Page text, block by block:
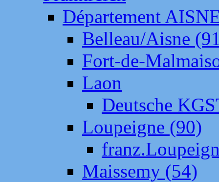
Département
Belleau/Aisne
Fort-de-
Laon
Deutsche
Loupeigne (90)
Maissemy (54)